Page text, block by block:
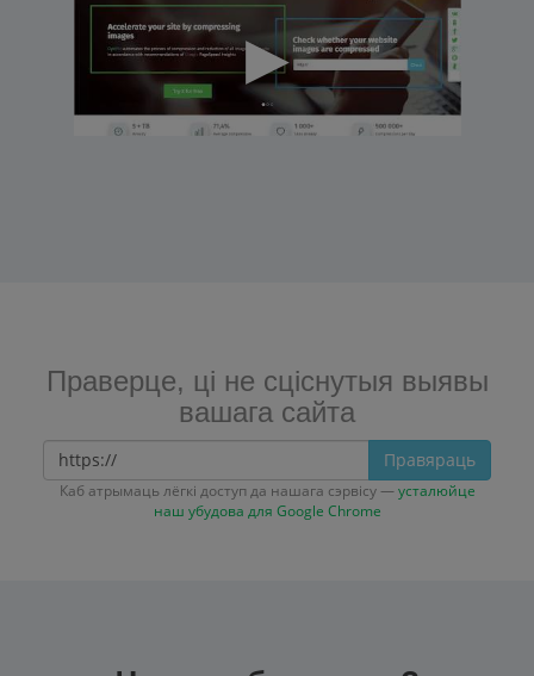
Праверце, ці не сціснутыя выявы
вашага сайта
Правяраць
Каб атрымаць лёгкі доступ да нашага сэрвісу —усталюйце
наш убудова для Google Chrome